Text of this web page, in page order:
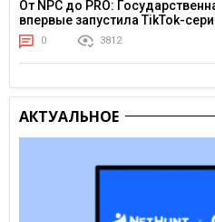
От NPC до PRO:
впервые запустила TikTok-
0 3812
АКТУАЛЬНОЕ